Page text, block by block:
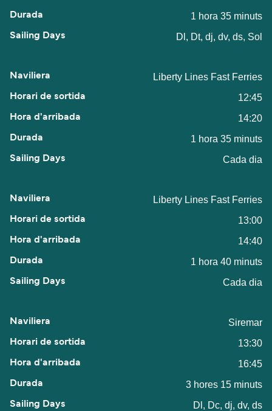
1 hora 35 minuts
Dl, Dt, dj, dv, ds, Sol
Liberty Lines Fast Ferries
12:45
14:20
1 hora 35 minuts
Cada dia
Liberty Lines Fast Ferries
13:00
14:40
1 hora 40 minuts
Cada dia
Siremar
13:30
16:45
3 hores 15 minuts
Dl, Dc, dj, dv, ds